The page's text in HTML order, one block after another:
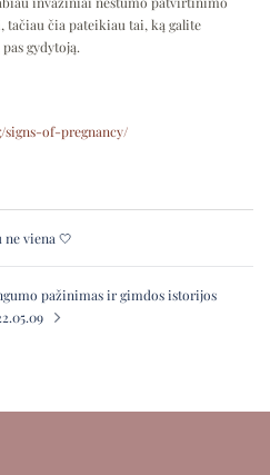
čia pateikiau tai, ką galite
gydytoją.
of-pregnancy/
ne viena 🤍
pažinimas ir gimdos istorijos